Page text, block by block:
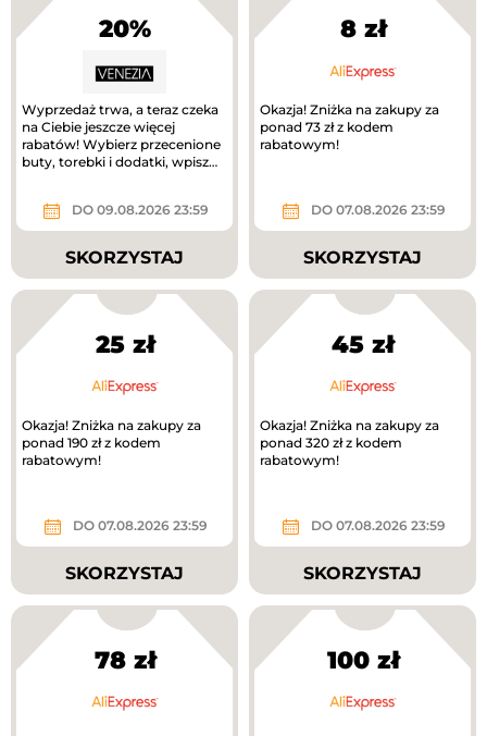
20%
Wyprzedaż trwa, a teraz czeka
na Ciebie jeszcze więcej
rabatów! Wybierz przecenione
buty, torebki i dodatki, wpisz
DO 09.08.2026 23:59
SKORZYSTAJ
8 zł
Okazja! Zniżka na zakupy za
ponad 73 zł z kodem
rabatowym!
DO 07.08.2026 23:59
SKORZYSTAJ
25 zł
Okazja! Zniżka na zakupy za
ponad 190 zł z kodem
rabatowym!
DO 07.08.2026 23:59
SKORZYSTAJ
45 zł
Okazja! Zniżka na zakupy za
ponad 320 zł z kodem
rabatowym!
DO 07.08.2026 23:59
SKORZYSTAJ
78 zł 100 zł